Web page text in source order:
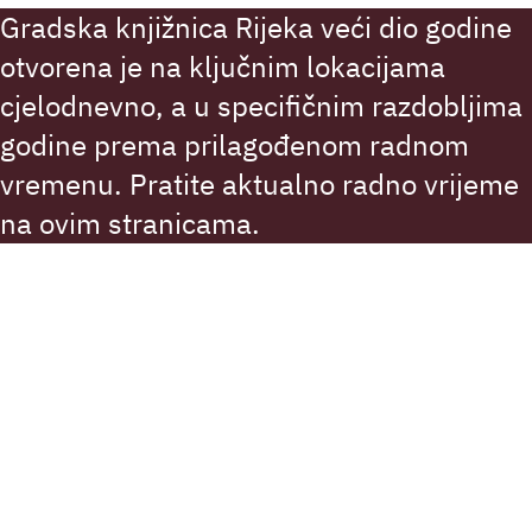
Gradska knjižnica Rijeka veći dio godine
otvorena je na ključnim lokacijama
cjelodnevno, a u specifičnim razdobljima
godine prema prilagođenom radnom
vremenu. Pratite aktualno radno vrijeme
na ovim stranicama.